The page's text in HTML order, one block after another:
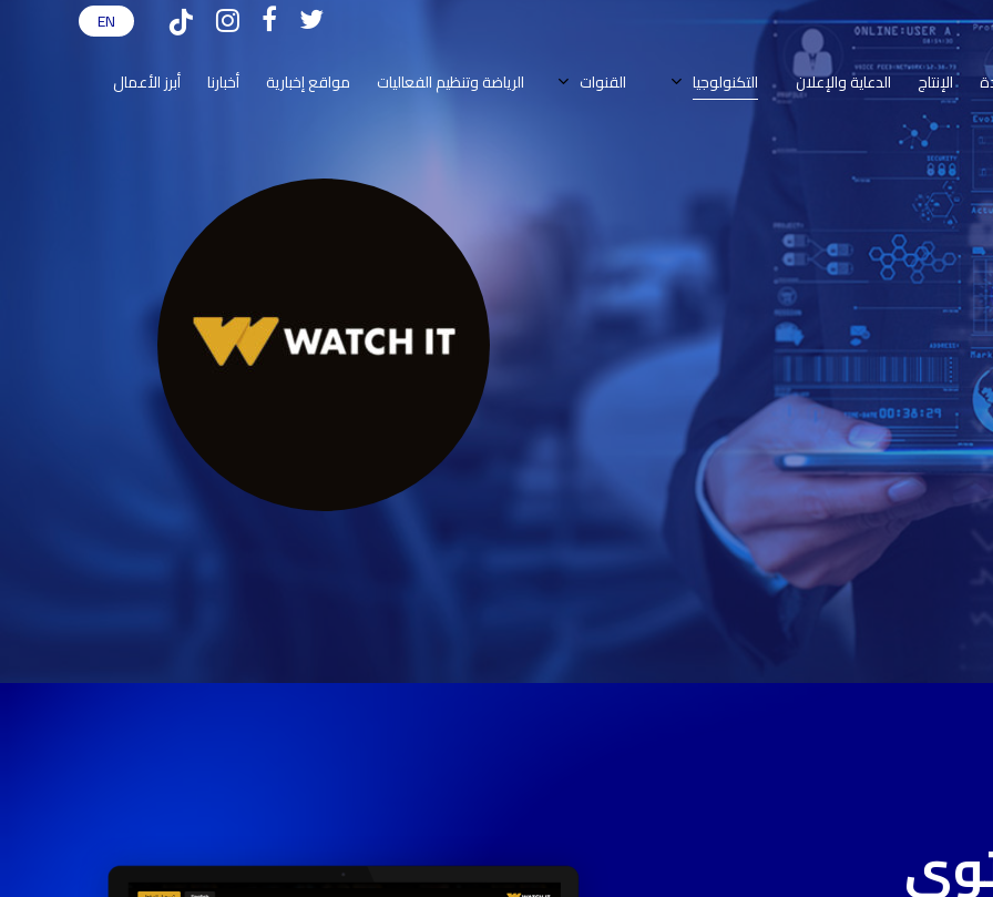
twitter
facebook
instagram
tiktok
EN
الإنتاج الدعاية والإعلان التكنولوجيا القنوات الرياضة وتنظيم الفعاليات مواقع إخبارية أخبارنا أبرز الأعمال